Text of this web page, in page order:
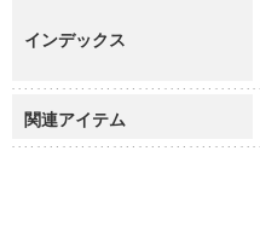
インデックス
関連アイテム